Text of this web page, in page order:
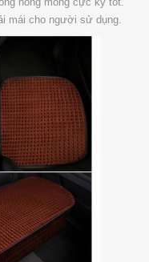
mái cho người sử dụng.